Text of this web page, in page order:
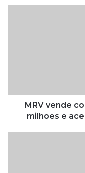
MRV vende
milhões e